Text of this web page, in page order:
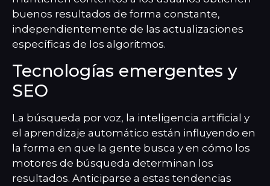
buenos resultados de forma constante,
independientemente de las actualizaciones
específicas de los algoritmos.
Tecnologías emergentes y
SEO
La búsqueda por voz, la inteligencia artificial y
el aprendizaje automático están influyendo en
la forma en que la gente busca y en cómo los
motores de búsqueda determinan los
resultados. Anticiparse a estas tendencias